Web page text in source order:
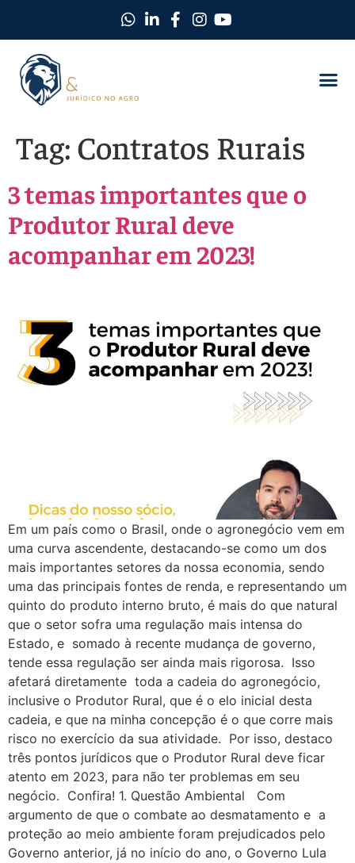
Tag:Contratos Rurais
3 temas importantes que o
Produtor Rural deve
acompanhar em 2023!
Em um país como o Brasil, onde o agronegócio vem em
uma curva ascendente, destacando-se como um dos
mais importantes setores da nossa economia, sendo
uma das principais fontes de renda, e representando um
quinto do produto interno bruto, é mais do que natural
que o setor sofra uma regulação mais intensa do
Estado, e somado à recente mudança de governo,
tende essa regulação ser ainda mais rigorosa. Isso
afetará diretamente toda a cadeia do agronegócio,
inclusive o Produtor Rural, que é o elo inicial desta
cadeia, e que na minha concepção é o que corre mais
risco no exercício da sua atividade. Por isso, destaco
três pontos jurídicos que o Produtor Rural deve ficar
atento em 2023, para não ter problemas em seu
negócio. Confira! 1. Questão Ambiental Com
argumento de que o combate ao desmatamento e a
proteção ao meio ambiente foram prejudicados pelo
Governo anterior, já no início do ano, o Governo Lula